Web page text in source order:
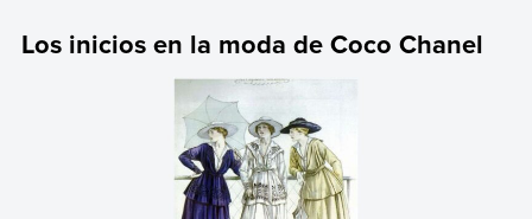
Los inicios en la moda de Coco Chanel